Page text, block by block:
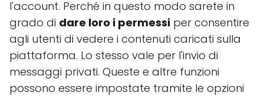
l'account. Perché in questo modo sarete in
grado di dare loro i permessi per consentire
agli utenti di vedere i contenuti caricati sulla
piattaforma. Lo stesso vale per l'invio di
messaggi privati. Queste e altre funzioni
possono essere impostate tramite le opzioni